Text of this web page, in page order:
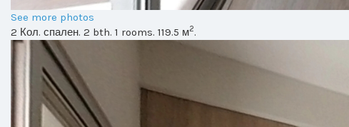
See more photos
2 Кол. спален. 2 bth. 1 rooms. 119.5 м2.